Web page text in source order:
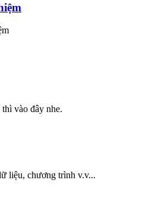
vào đây nhe.
liệu, chương trình v.v...